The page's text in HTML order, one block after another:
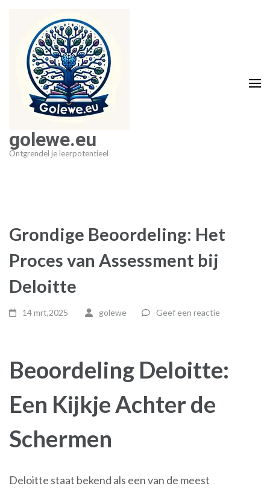
inhoud
golewe.eu
Ontgrendel je leerpotentieel
Grondige Beoordeling: Het
Proces van Assessment bij
Deloitte
14 mrt,2025 golewe Geef een reactie
Beoordeling Deloitte:
Een Kijkje Achter de
Schermen
Deloitte staat bekend als een van de meest